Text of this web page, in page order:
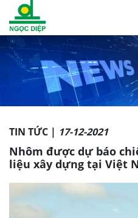
TIN TỨC | 17-12-2021
Nhôm được dự báo
liệu xây dựng tại Việt